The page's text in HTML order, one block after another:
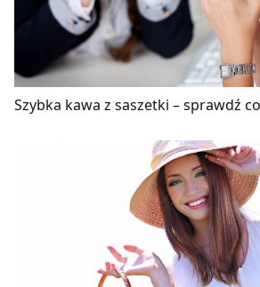
Szybka kawa z saszetki – sprawdź